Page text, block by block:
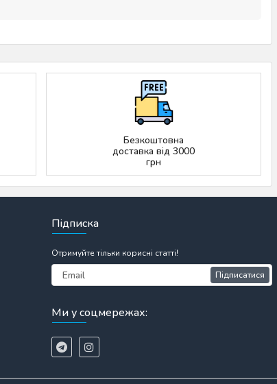
Безкоштовна
доставка від 3000
грн
Підписка
Отримуйте тільки корисні статті!
Підписатися
Ми у соцмережах: